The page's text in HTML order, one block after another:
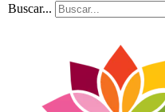
Buscar...